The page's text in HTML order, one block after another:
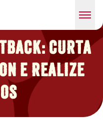
CURTA
E REALIZE